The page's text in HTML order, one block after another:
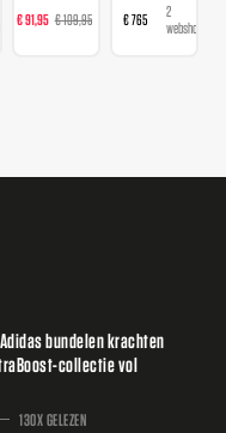
€ 91,95 € 109,95
webshops
€ 765
2
webshops
bundelen krachten
collectie vol
130X GELEZEN